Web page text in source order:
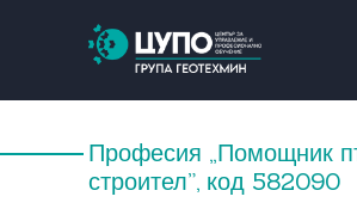
ЗА НАС
ОБУЧЕНИЯ
Професия „Помощник
строител”, код 582090